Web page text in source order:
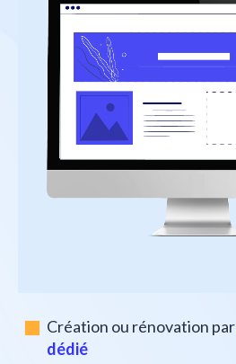
Création ou rénovation par
dédié